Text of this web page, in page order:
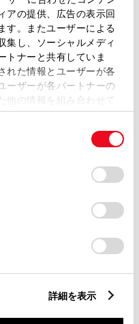
アの提供、広告の表示回
す。またユーザーによる
集し、ソーシャルメディ
トナーと共有していま
れた情報とユーザーが各
ーザーが各パートナーの
他の情報を組み合わせて
サイトの使用を続行する
)が保存されることに同
ッキー)のオプトアウト、
にあたっては、当社の
いについて
」をご覧くだ
詳細を表示